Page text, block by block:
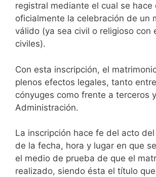
registral mediante el cual se hace
oficialmente la celebración de un
válido (ya sea civil o religioso con
civiles).
Con esta inscripción, el
plenos efectos legales, tanto
cónyuges como frente a terceros
Administración.
La inscripción hace fe del acto
de la fecha, hora y lugar en que
el medio de prueba de que el
realizado, siendo ésta el título